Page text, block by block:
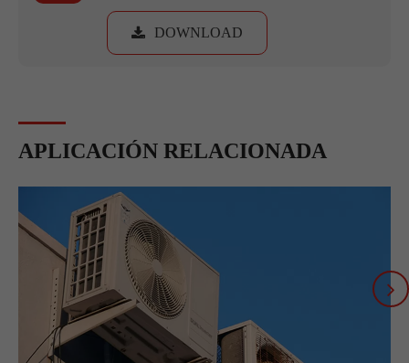
DOWNLOAD
APLICACIÓN RELACIONADA